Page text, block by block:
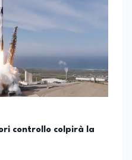
controllo colpirà la